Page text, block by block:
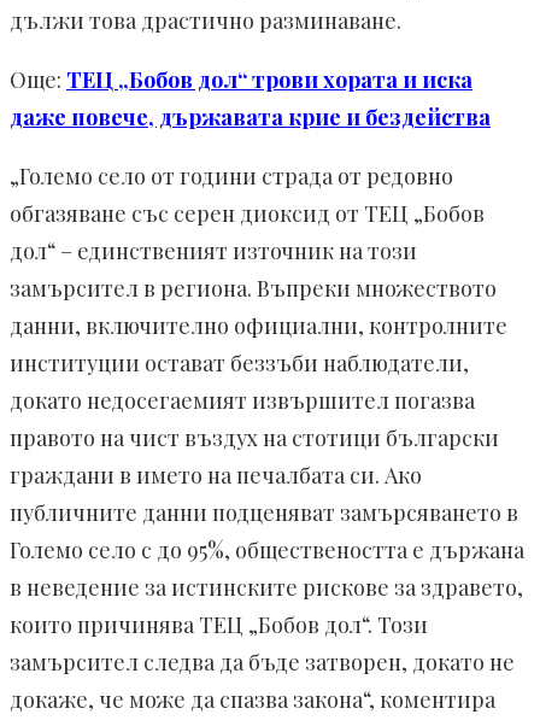
дължи това драстично разминаване.
Още: ТЕЦ „Бобов дол“ трови хората и иска
даже повече, държавата крие и бездейства
„Големо село от години страда от редовно
обгазяване със серен диоксид от ТЕЦ „Бобов
дол“ – единственият източник на този
замърсител в региона. Въпреки множеството
данни, включително официални, контролните
институции остават беззъби наблюдатели,
докато недосегаемият извършител погазва
правото на чист въздух на стотици български
граждани в името на печалбата си. Ако
публичните данни подценяват замърсяването в
Големо село с до 95%, обществеността е държана
в неведение за истинските рискове за здравето,
които причинява ТЕЦ „Бобов дол“. Този
замърсител следва да бъде затворен, докато не
докаже, че може да спазва закона“, коментира